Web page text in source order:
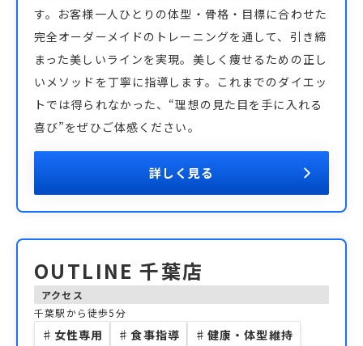
す。お客様一人ひとりの体型・骨格・目標に合わせた
完全オーダーメイドのトレーニングを通して、引き締
まった美しいラインを実現。美しく痩せるための正し
いメソッドを丁寧に指導します。これまでのダイエッ
トでは得られなかった、“理想の見た目を手に入れる
喜び”をぜひご体感ください。
詳しく見る
OUTLINE 千葉店
アクセス
千葉駅から徒歩5分
♯ 女性専用 ♯ 食事指導 ♯ 健康・体型維持